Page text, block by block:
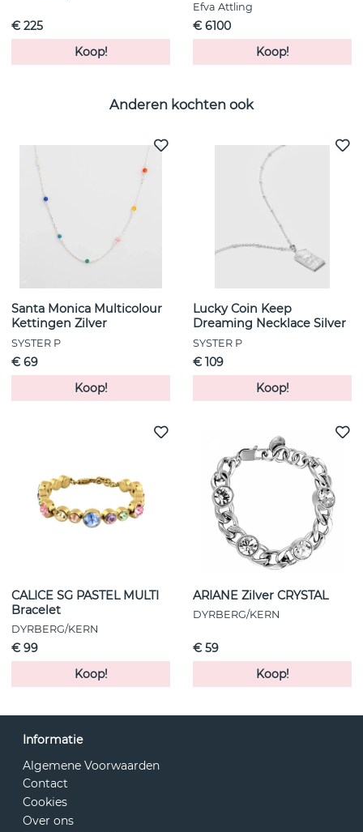
€ 225
Koop!
Efva Attling
€ 6100
Koop!
Anderen kochten ook
Santa Monica Multicolour
Kettingen Zilver
SYSTER P
€ 69
Koop!
Lucky Coin Keep
Dreaming Necklace Silver
SYSTER P
€ 109
Koop!
CALICE SG PASTEL MULTI
Bracelet
DYRBERG/KERN
€ 99
Koop!
ARIANE Zilver CRYSTAL
DYRBERG/KERN
€ 59
Koop!
Informatie
Algemene Voorwaarden
Contact
Cookies
Over ons